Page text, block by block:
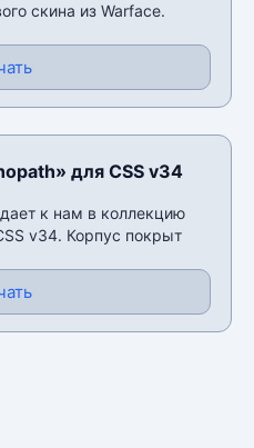
скина из Warface.
для CSS v34
к нам в коллекцию
v34. Корпус покрыт